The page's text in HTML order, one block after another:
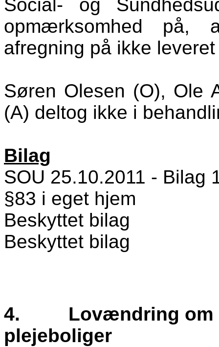
Social- og
opmærksomhed på,
afregning på ikke
Søren Olesen (O), Ole
(A) deltog ikke i
Bilag
SOU 25.10.2011 -
§83 i eget hjem
Beskyttet bilag
Beskyttet bilag
4.
Lovændring om
plejeboliger